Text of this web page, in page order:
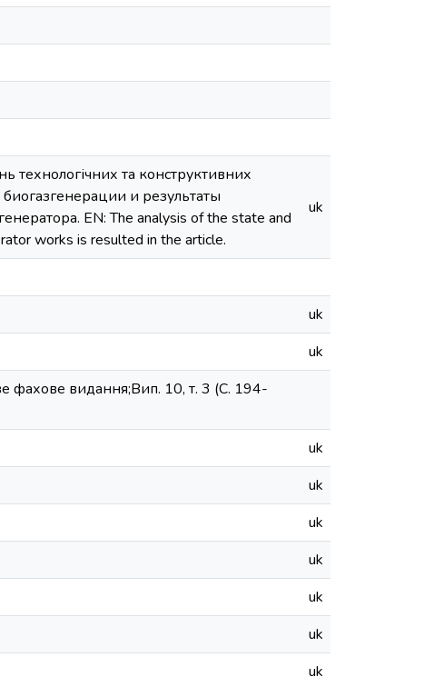
технологічних та конструктивних
биогазгенерации и результаты
EN: The analysis of the state and
works is resulted in the article.
uk
uk
uk
фахове видання;Вип. 10, т. 3 (С. 194-
uk
uk
uk
uk
uk
uk
uk